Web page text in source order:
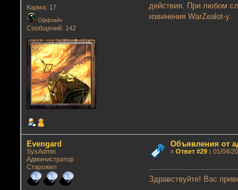
Карма: 17
Оффлайн
Сообщений: 142
действия. При любом
извинения WarZealot-у.
Evengard
SysAdmin
Администратор
Старожил
Объявления от
« Ответ #29: 01/04/
Здравствуйте! Вас